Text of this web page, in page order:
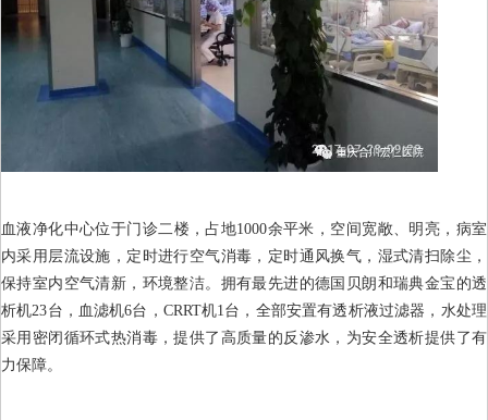
血液净化中心位于门诊二楼，占地1000余平米，空间宽敞、明亮，病室
内采用层流设施，定时进行空气消毒，定时通风换气，湿式清扫除尘，
保持室内空气清新，环境整洁。拥有最先进的德国贝朗和瑞典金宝的透
析机23台，血滤机6台，CRRT机1台，全部安置有透析液过滤器，水处理
采用密闭循环式热消毒，提供了高质量的反渗水，为安全透析提供了有
力保障。